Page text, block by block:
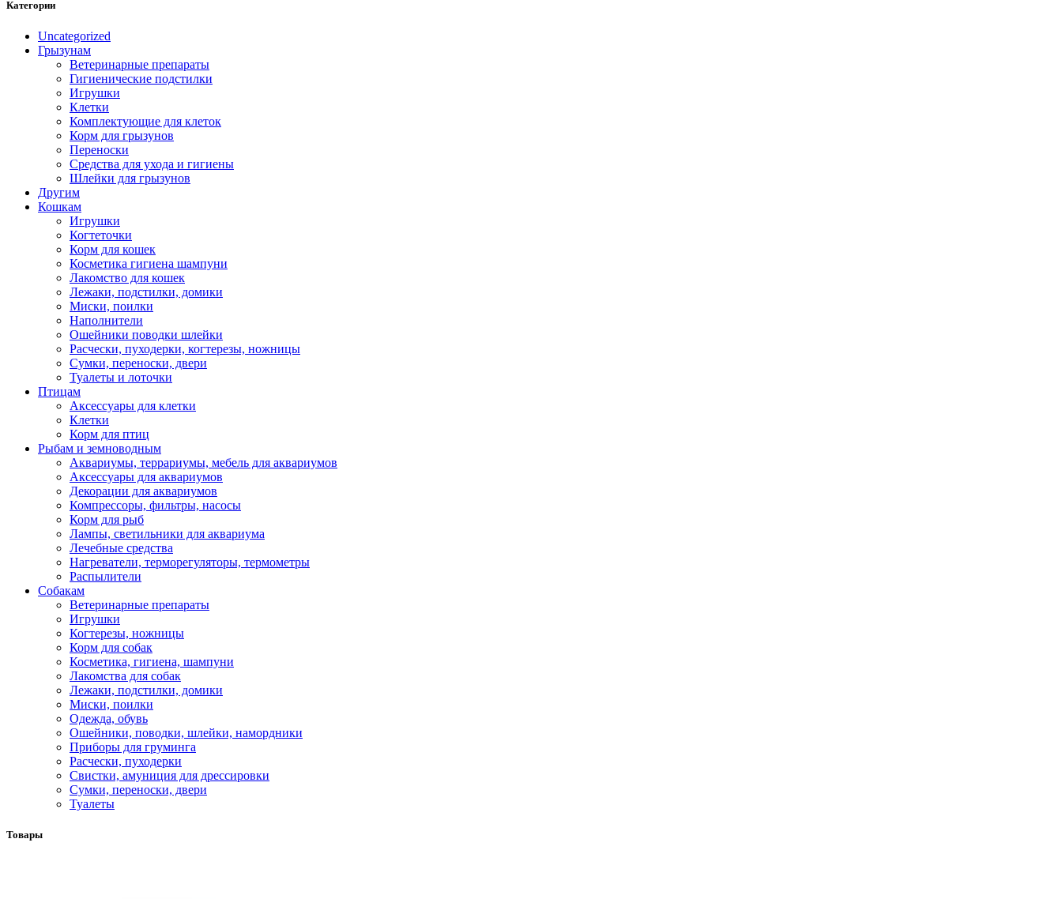
Категории
Uncategorized
Грызунам
Ветеринарные препараты
Гигиенические подстилки
Игрушки
Клетки
Комплектующие для клеток
Корм для грызунов
Переноски
Средства для ухода и гигиены
Шлейки для грызунов
Другим
Кошкам
Игрушки
Когтеточки
Корм для кошек
Косметика гигиена шампуни
Лакомство для кошек
Лежаки, подстилки, домики
Миски, поилки
Наполнители
Ошейники поводки шлейки
Расчески, пуходерки, когтерезы, ножницы
Сумки, переноски, двери
Туалеты и лоточки
Птицам
Аксессуары для клетки
Клетки
Корм для птиц
Рыбам и земноводным
Аквариумы, террариумы, мебель для аквариумов
Аксессуары для аквариумов
Декорации для аквариумов
Компрессоры, фильтры, насосы
Корм для рыб
Лампы, светильники для аквариума
Лечебные средства
Нагреватели, терморегуляторы, термометры
Распылители
Собакам
Ветеринарные препараты
Игрушки
Когтерезы, ножницы
Корм для собак
Косметика, гигиена, шампуни
Лакомства для собак
Лежаки, подстилки, домики
Миски, поилки
Одежда, обувь
Ошейники, поводки, шлейки, намордники
Приборы для груминга
Расчески, пуходерки
Свистки, амуниция для дрессировки
Сумки, переноски, двери
Туалеты
Товары